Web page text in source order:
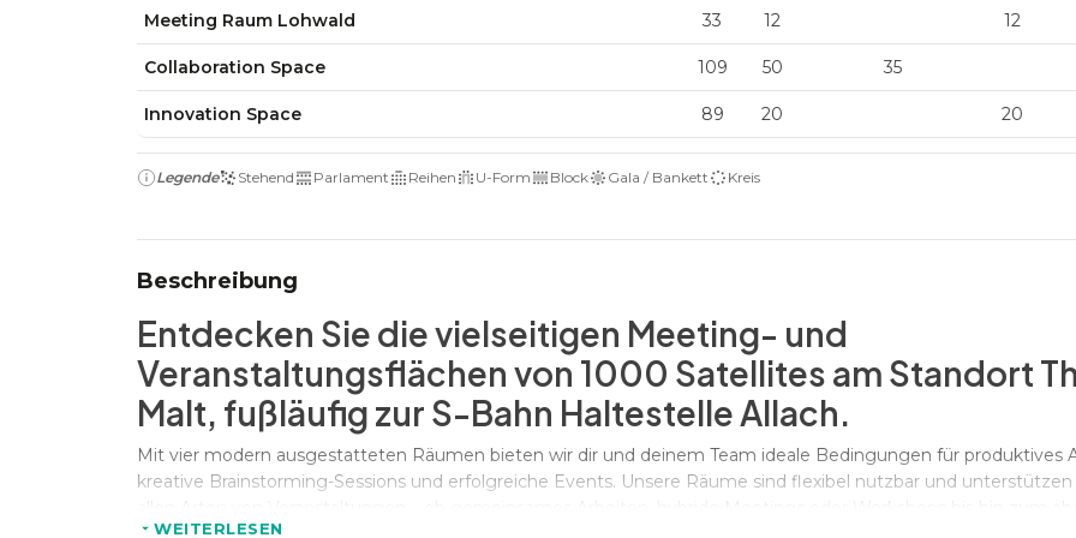
Meeting Raum Lohwald 33 12 12
Collaboration Space 109 50 35
Innovation Space 89 20 20
Legende Stehend Parlament Reihen U-Form Block Gala / Bankett Kreis
Beschreibung
Entdecken Sie die vielseitigen Meeting- und
Veranstaltungsflächen von 1000 Satellites am Standort
Malt, fußläufig zur S-Bahn Haltestelle Allach.
Mit vier modern ausgestatteten Räumen bieten wir dir und deinem Team ideale Bedingungen für produktives
kreative Brainstorming-Sessions und erfolgreiche Events. Unsere Räume sind flexibel nutzbar und unterstützen
WEITERLESEN